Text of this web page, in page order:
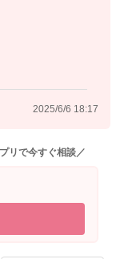
2025/6/6 18:17
リで今すぐ相談／